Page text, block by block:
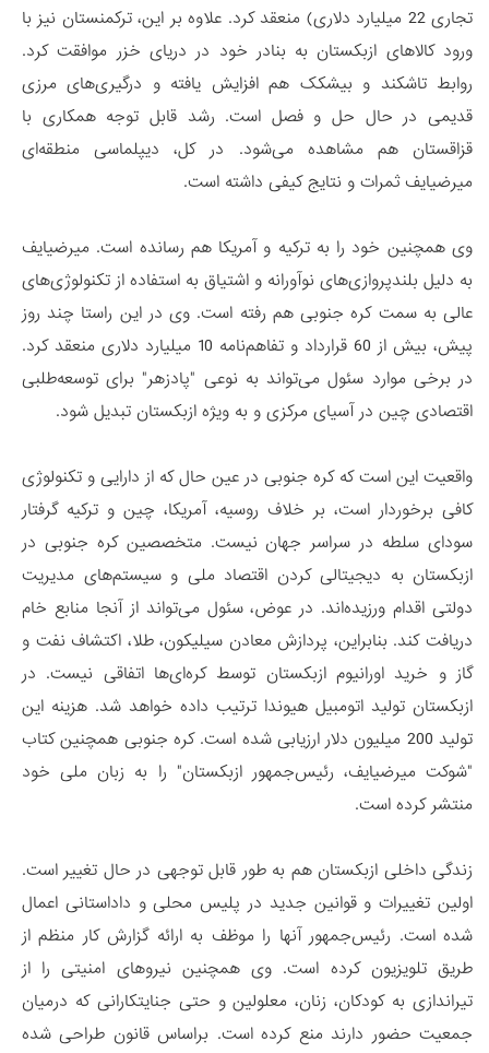
تجاری 22 میلیارد دلاری) منعقد کرد. علاوه بر این، ترکمنستان نیز با
ورود کالاهای ازبکستان به بنادر خود در دریای خزر موافقت کرد.
روابط تاشکند و بیشکک هم افزایش یافته و درگیری‌های مرزی
قدیمی در حال حل و فصل است. رشد قابل توجه همکاری با
قزاقستان هم مشاهده می‌شود. در کل، دیپلماسی منطقه‌ای
میرضیایف ثمرات و نتایج کیفی داشته است.
وی همچنین خود را به ترکیه و آمریکا هم رسانده است. میرضیایف
به دلیل بلندپروازی‌های نوآورانه و اشتیاق به استفاده از تکنولوژی‌های
عالی به سمت کره جنوبی هم رفته است. وی در این راستا چند روز
پیش، بیش از 60 قرارداد و تفاهم‌نامه 10 میلیارد دلاری منعقد کرد.
در برخی موارد سئول می‌تواند به نوعی "پادزهر" برای توسعه‌طلبی
اقتصادی چین در آسیای مرکزی و به ویژه ازبکستان تبدیل شود.
واقعیت این است که کره جنوبی در عین حال که از دارایی و تکنولوژی
کافی برخوردار است، بر خلاف روسیه، آمریکا، چین و ترکیه گرفتار
سودای سلطه در سراسر جهان نیست. متخصصین کره جنوبی در
ازبکستان به دیجیتالی کردن اقتصاد ملی و سیستم‌های مدیریت
دولتی اقدام ورزیده‌اند. در عوض، سئول می‌تواند از آنجا منابع خام
دریافت کند. بنابراین، پردازش معادن سیلیکون، طلا، اکتشاف نفت و
گاز و خرید اورانیوم ازبکستان توسط کره‌ای‌ها اتفاقی نیست. در
ازبکستان تولید اتومبیل هیوندا ترتیب داده خواهد شد. هزینه این
تولید 200 میلیون دلار ارزیابی شده است. کره جنوبی همچنین کتاب
"شوکت میرضیایف، رئیس‌جمهور ازبکستان" را به زبان ملی خود
منتشر کرده است.
زندگی داخلی ازبکستان هم به طور قابل توجهی در حال تغییر است.
اولین تغییرات و قوانین جدید در پلیس محلی و داداستانی اعمال
شده است. رئیس‌جمهور آنها را موظف به ارائه گزارش کار منظم از
طریق تلویزیون کرده است. وی همچنین نیروهای امنیتی را از
تیراندازی به کودکان، زنان، معلولین و حتی جنایتکارانی که درمیان
جمعیت حضور دارند منع کرده است. براساس قانون طراحی شده